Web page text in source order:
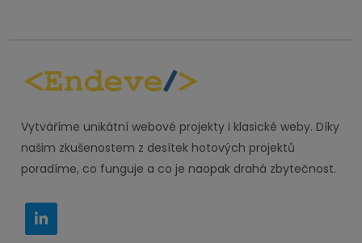
Vytváříme unikátní webové projekty i klasické weby. Díky
našim zkušenostem z desítek hotových projektů
poradíme, co funguje a co je naopak drahá zbytečnost.